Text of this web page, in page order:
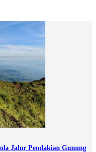
Jalur Pendakian Gunung